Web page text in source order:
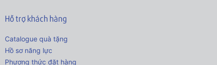
Hỗ trợ khách hàng
Catalogue quà tặng
Hồ sơ năng lực
Phương thức đặt hàng